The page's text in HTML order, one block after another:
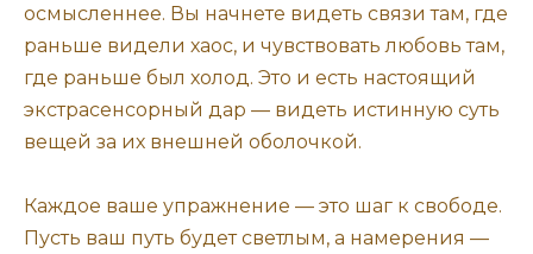
осмысленнее. Вы начнете видеть связи там, где
раньше видели хаос, и чувствовать любовь там,
где раньше был холод. Это и есть настоящий
экстрасенсорный дар — видеть истинную суть
вещей за их внешней оболочкой.
Каждое ваше упражнение — это шаг к свободе.
Пусть ваш путь будет светлым, а намерения —